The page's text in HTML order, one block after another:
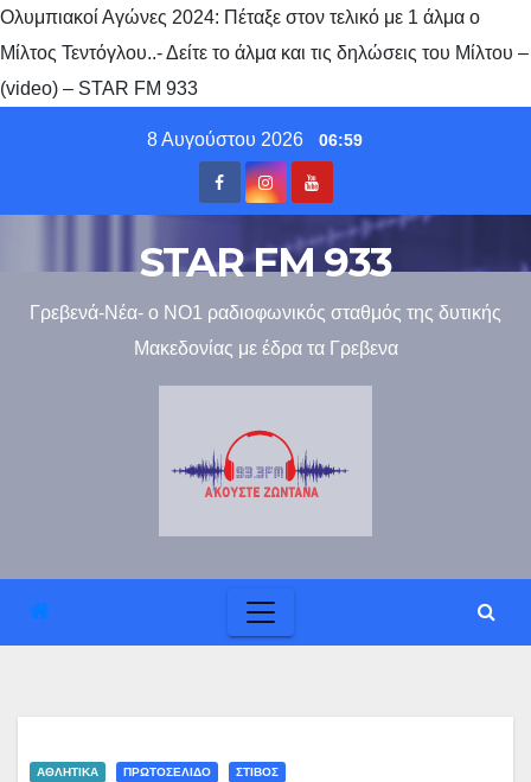
Ολυμπιακοί Αγώνες 2024: Πέταξε στον τελικό με 1 άλμα ο
Μίλτος Τεντόγλου..- Δείτε το άλμα και τις δηλώσεις του Μίλτου –
(video) – STAR FM 933
8 Αυγούστου 2026 06:59
STAR FM 933
Γρεβενά-Νέα- ο ΝΟ1 ραδιοφωνικός σταθμός της δυτικής
Μακεδονίας με έδρα τα Γρεβενα
ΑΘΛΗΤΙΚΑ ΠΡΩΤΟΣΕΛΙΔΟ ΣΤΙΒΟΣ